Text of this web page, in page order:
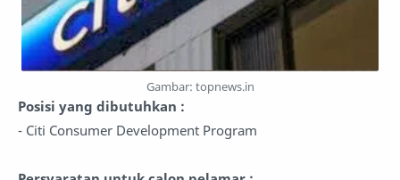
Gambar: topnews.in
Posisi yang dibutuhkan :
- Citi Consumer Development Program